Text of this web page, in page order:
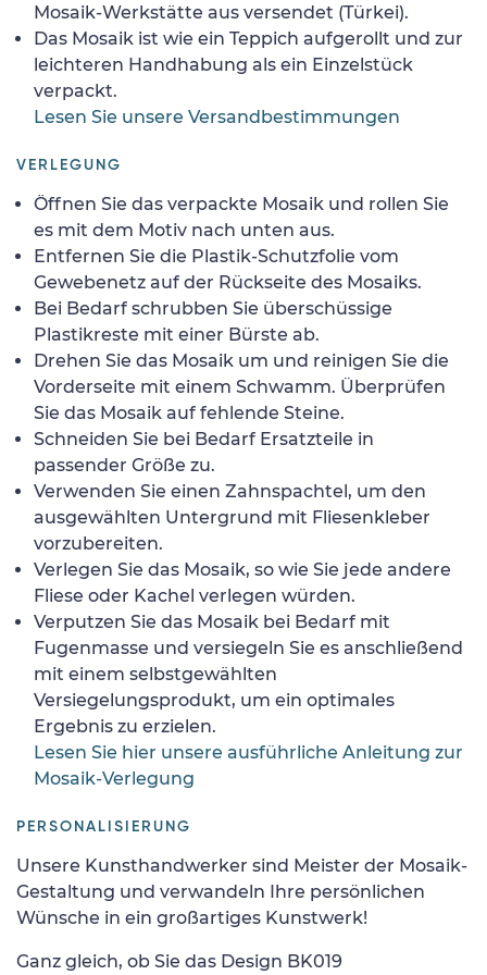
Mosaik-Werkstätte aus versendet (Türkei).
Das Mosaik ist wie ein Teppich aufgerollt und zur
leichteren Handhabung als ein Einzelstück
verpackt.
Lesen Sie unsere Versandbestimmungen
VERLEGUNG
Öffnen Sie das verpackte Mosaik und rollen Sie
es mit dem Motiv nach unten aus.
Entfernen Sie die Plastik-Schutzfolie vom
Gewebenetz auf der Rückseite des Mosaiks.
Bei Bedarf schrubben Sie überschüssige
Plastikreste mit einer Bürste ab.
Drehen Sie das Mosaik um und reinigen Sie die
Vorderseite mit einem Schwamm. Überprüfen
Sie das Mosaik auf fehlende Steine.
Schneiden Sie bei Bedarf Ersatzteile in
passender Größe zu.
Verwenden Sie einen Zahnspachtel, um den
ausgewählten Untergrund mit Fliesenkleber
vorzubereiten.
Verlegen Sie das Mosaik, so wie Sie jede andere
Fliese oder Kachel verlegen würden.
Verputzen Sie das Mosaik bei Bedarf mit
Fugenmasse und versiegeln Sie es anschließend
mit einem selbstgewählten
Versiegelungsprodukt, um ein optimales
Ergebnis zu erzielen.
Lesen Sie hier unsere ausführliche Anleitung zur
Mosaik-Verlegung
PERSONALISIERUNG
Unsere Kunsthandwerker sind Meister der Mosaik-
Gestaltung und verwandeln Ihre persönlichen
Wünsche in ein großartiges Kunstwerk!
Ganz gleich, ob Sie das Design BK019